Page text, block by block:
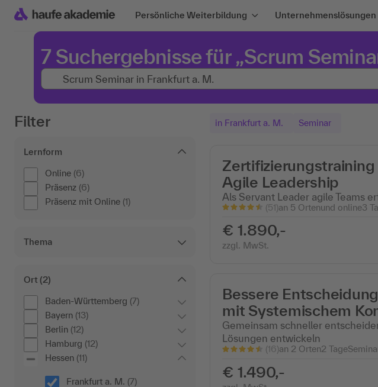
Persönliche Weiterbildung Unternehmenslösungen
7 Suchergebnisse für „Scrum
Filter
Lernform
Online (6)
Präsenz (6)
Präsenz mit Online (1)
Thema
Ort (2)
Baden-Württemberg (7)
Bayern (13)
Berlin (12)
Hamburg (12)
Hessen (11)
Frankfurt a. M. (7)
in Frankfurt a. M. Seminar
Agile Leadership
Als Servant Leader agile Teams
(51)an 5 Ortenund online3
€ 1.890,-
zzgl. MwSt.
Bessere
mit Systemischem
Gemeinsam schneller
Lösungen entwickeln
(16)an 2 Orten2 Tage
€ 1.490,-